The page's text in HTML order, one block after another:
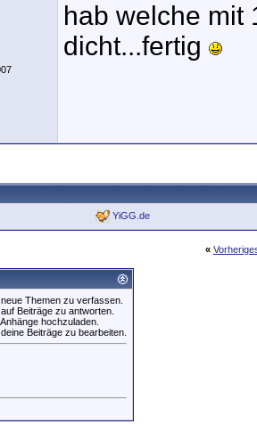
hab welche mit
dicht...fertig
YiGG.de
«
, neue Themen zu verfassen.
, auf Beiträge zu antworten.
, Anhänge hochzuladen.
, deine Beiträge zu bearbeiten.